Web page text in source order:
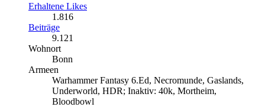
Erhaltene Likes
1.816
Beiträge
9.121
Wohnort
Bonn
Armeen
Warhammer Fantasy 6.Ed, Necromunde, Gaslands,
Underworld, HDR; Inaktiv: 40k, Mortheim,
Bloodbowl